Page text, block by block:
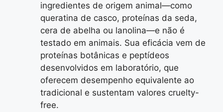
ingredientes de origem animal—como
queratina de casco, proteínas da seda,
cera de abelha ou lanolina—e não é
testado em animais. Sua eficácia vem de
proteínas botânicas e peptídeos
desenvolvidos em laboratório, que
oferecem desempenho equivalente ao
tradicional e sustentam valores cruelty-
free.